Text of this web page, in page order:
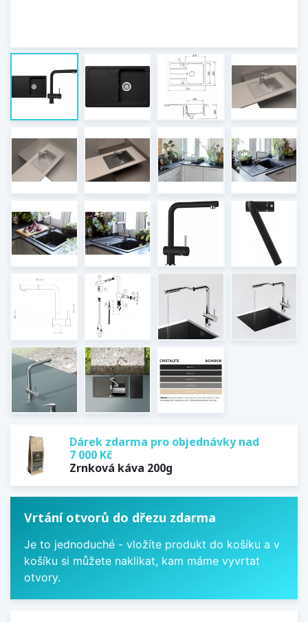
Dárek zdarma pro objednávky nad
7 000 Kč
Zrnková káva 200g
Vrtání otvorů do dřezu zdarma
Je to jednoduché - vložíte produkt do košíku a v
košíku si můžete naklikat, kam máme vyvrtat
otvory.